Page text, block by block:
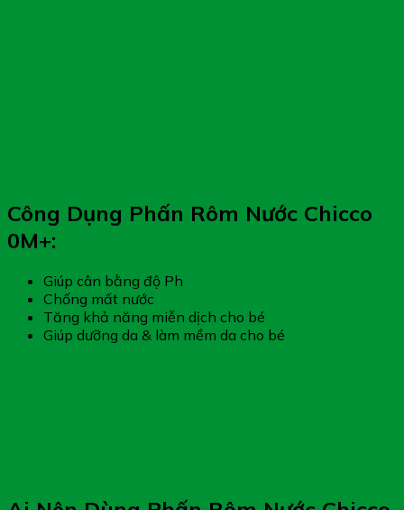
Công Dụng Phấn Rôm Nước Chicco
0M+:
Giúp cân bằng độ Ph
Chống mất nước
Tăng khả năng miễn dịch cho bé
Giúp dưỡng da & làm mềm da cho bé